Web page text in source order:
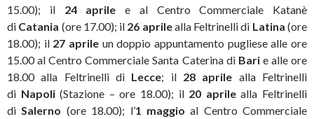
15.00); il 24 aprile e al Centro Commerciale Katanè
di Catania (ore 17.00); il 26 aprilealla Feltrinelli di Latina (ore
18.00); il 27 aprile un doppio appuntamento pugliese alle ore
15.00 al Centro Commerciale Santa Caterina di Barie alle ore
18.00 alla Feltrinelli di Lecce; il 28 aprile alla Feltrinelli
di Napoli(Stazione – ore 18.00); il 20 aprilealla Feltrinelli
di Salerno (ore 18.00); l’1 maggioal Centro Commerciale